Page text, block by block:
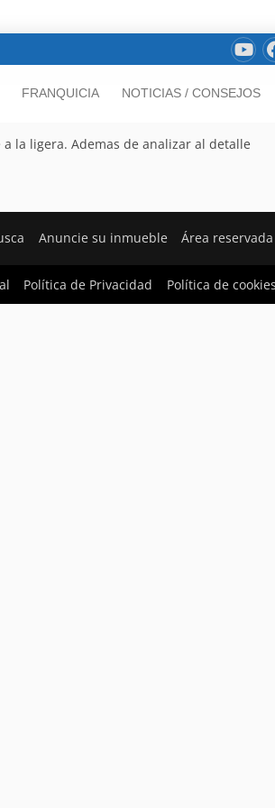
FRANQUICIA NOTICIAS / CONSEJOS
la ligera. Ademas de analizar al detalle
Anuncie su inmueble Área reservada
Política de Privacidad Política de